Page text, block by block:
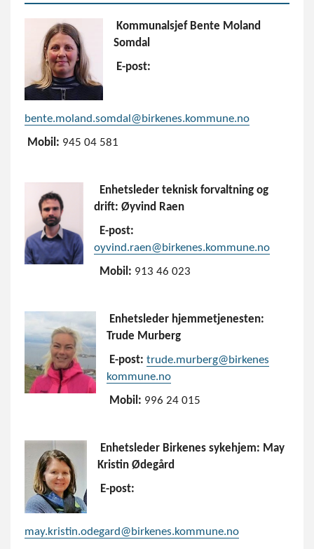
Kommunalsjef Bente Moland
Somdal
E-post:
bente.moland.somdal@birkenes.kommune.no
Mobil: 945 04 581
Enhetsleder teknisk forvaltning og
drift: Øyvind Raen
E-post:
oyvind.raen@birkenes.kommune.no
Mobil: 913 46 023
Enhetsleder hjemmetjenesten:
Trude Murberg
E-post: trude.murberg@birkenes
kommune.no
Mobil: 996 24 015
Enhetsleder Birkenes sykehjem: May
Kristin Ødegård
E-post:
may.kristin.odegard@birkenes.kommune.no